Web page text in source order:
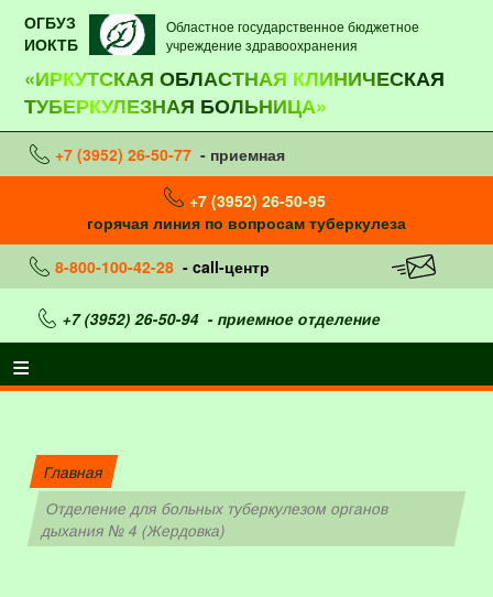
ОГБУЗ
ИОКТБ
Областное государственное бюджетное
учреждение здравоохранения
«ИРКУТСКАЯ ОБЛАСТНАЯ КЛИНИЧЕСКАЯ
ТУБЕРКУЛЕЗНАЯ БОЛЬНИЦА»
+7 (3952) 26-50-77 - приемная
+7 (3952) 26-50-95
горячая линия по вопросам туберкулеза
8-800-100-42-28 - call-центр
+7 (3952) 26-50-94- приемное отделение
Главная
Отделение для больных туберкулезом органов
дыхания № 4 (Жердовка)